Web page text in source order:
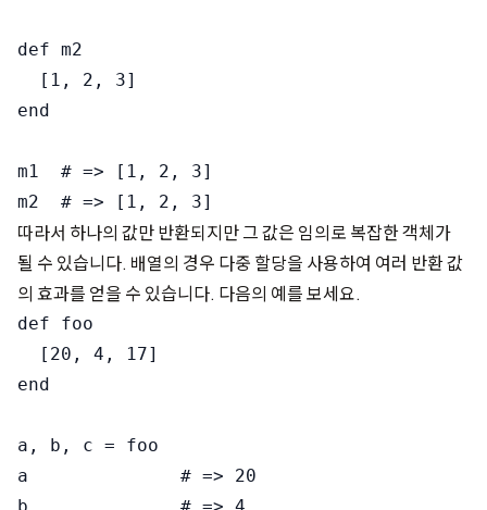
def m2
  [1, 2, 3]
end
m1  # => [1, 2, 3]
따라서 하나의 값만 반환되지만 그 값은 임의로 복잡한 객체가
될 수 있습니다. 배열의 경우 다중 할당을 사용하여 여러 반환 값
의 효과를 얻을 수 있습니다. 다음의 예를 보세요.
def foo
  [20, 4, 17]
end
a, b, c = foo
a              # => 20